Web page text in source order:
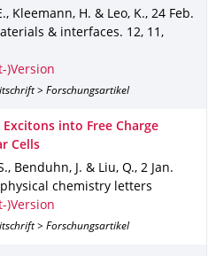
Kleemann, H. & Leo, K., 24 Feb.
& interfaces. 12, 11 ,
)Version
> Forschungsartikel
into Free Charge
Cells
Benduhn, J. & Liu, Q., 2 Jan.
chemistry letters
)Version
> Forschungsartikel